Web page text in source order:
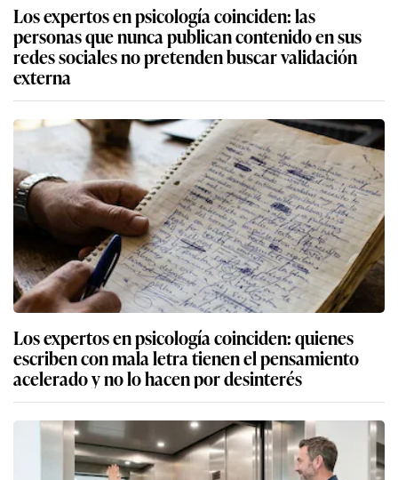
Los expertos en psicología coinciden: las
personas que nunca publican contenido en sus
redes sociales no pretenden buscar validación
externa
Los expertos en psicología coinciden: quienes
escriben con mala letra tienen el pensamiento
acelerado y no lo hacen por desinterés